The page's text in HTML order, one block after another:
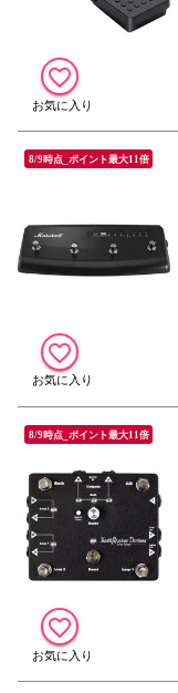
8/9時点_ポイント最大11倍
8/9時点_ポイント最大11倍